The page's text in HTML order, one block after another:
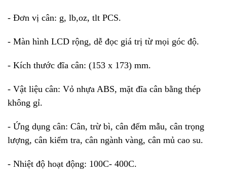
- Đơn vị cân: g, lb,oz, tlt PCS.
- Màn hình LCD rộng, dễ đọc giá trị từ mọi góc độ.
- Kích thước đĩa cân: (153 x 173) mm.
- Vật liệu cân: Vỏ nhựa ABS, mặt đĩa cân bằng thép
không gỉ.
- Ứng dụng cân: Cân, trừ bì, cân đếm mẫu, cân trọng
lượng, cân kiểm tra, cân ngành vàng, cân mủ cao su.
- Nhiệt độ hoạt động: 100C- 400C.